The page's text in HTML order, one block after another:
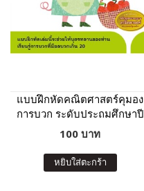
แบบฝึกหัดคณิตศาสตร์คุมอง
การบวก ระดับประถมศึกษาปี
ที่ 1
100 บาท
หยิบใส่ตะกร้า